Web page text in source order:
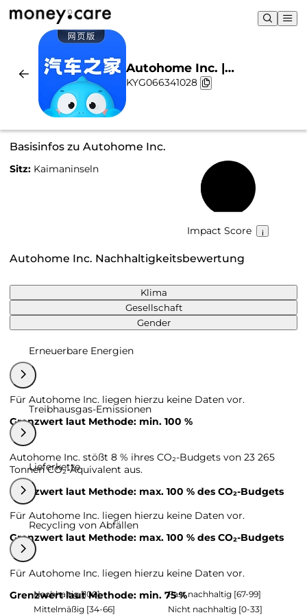
Autohome Inc. |
Nachhaltigkeit & Chart
KYG066341028
Basisinfos zu Autohome Inc.
Sitz: Kaimaninseln
Impact Score
Autohome Inc. Nachhaltigkeitsbewertung
Klima
Gesellschaft
Gender
Erneuerbare Energien
Für Autohome Inc. liegen hierzu keine Daten vor.
Grenzwert laut Methode: min. 100 %
Treibhausgas-Emissionen
Autohome Inc. stößt 8 % ihres CO₂-Budgets von 23 265
Tonnen CO₂-Äquivalent aus.
Grenzwert laut Methode: max. 100 % des CO₂-Budgets
Lieferkette
Für Autohome Inc. liegen hierzu keine Daten vor.
Grenzwert laut Methode: max. 100 % des CO₂-Budgets
Recycling von Abfällen
Für Autohome Inc. liegen hierzu keine Daten vor.
Grenzwert laut Methode: min. 75 %
Nachhaltig [100]
Fast nachhaltig [67-99]
Mittelmäßig [34-66]
Nicht nachhaltig [0-33]